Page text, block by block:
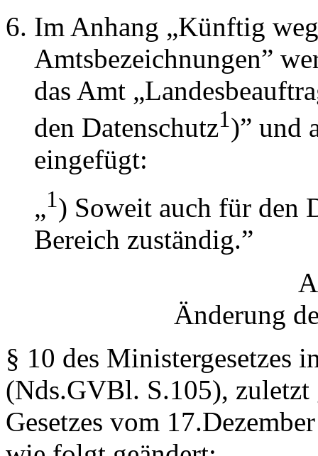
Im Anhang „Künftig
Amtsbezeichnungen”
das Amt
den Datenschutz1)” und
eingefügt:
„1) Soweit auch für den
Bereich zuständig.”
Änderung
§ 10 des Ministergesetzes
(Nds.GVBl. S.105),
Gesetzes vom